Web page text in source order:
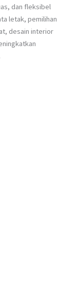
dan fleksibel
letak, pemilihan
desain interior